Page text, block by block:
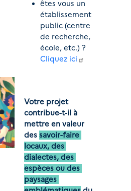
êtes vous un
établissement
public (centre
de recherche,
école, etc.) ?
Cliquez ici
Votre projet
contribue-t-il à
mettre en valeur
des savoir-faire
locaux, des
dialectes, des
espèces ou des
paysages